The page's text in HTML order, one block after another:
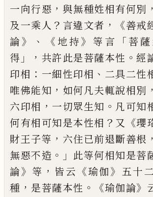
一向行惡 ， 與無種姓相有何別 ，
及一乘人 ？ 言違文者 ，《善戒
論》、《 地持》 等言 「菩
得 」， 共許此是菩薩本性 。 經
印相 ： 一細性印相 、 二具二性
唯佛能知 ， 如何凡夫輒說相別
六印相 ， 一切眾生知 。 凡可知
何有相可知是本性相 ？ 又 《瓔
財王子等 ， 六住已前退斷善根 ，
無惡不造 。」 此等何相知是菩
論》 等 ， 皆云 《瑜伽》 五十
種 ， 是菩薩本性 。《瑜伽論》